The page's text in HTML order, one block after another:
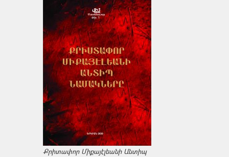
Քրիտափոր Միքայէլեանի Անտիպ